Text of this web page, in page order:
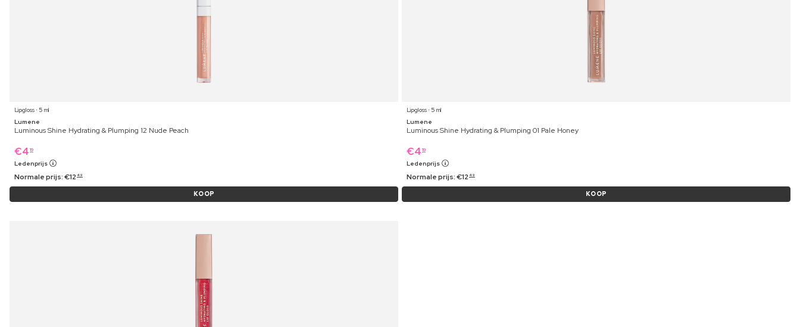
Lipgloss ⋅ 5 ml
Lumene
Luminous Shine Hydrating & Plumping 12 Nude Peach
€4 19
Ledenprijs
Normale prijs:€12 49
KOOP
Lipgloss ⋅ 5 ml
Lumene
Luminous Shine Hydrating & Plumping 01 Pale Honey
€4 19
Ledenprijs
Normale prijs:€12 49
KOOP